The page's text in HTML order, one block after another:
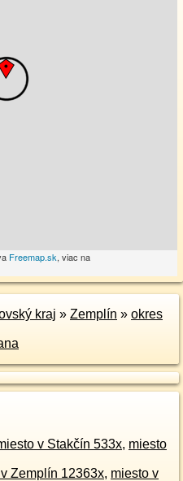
Freemap.sk, viac na
kraj » Zemplín » okres
v Stakčín 533x, miesto
Zemplín 12363x, miesto v